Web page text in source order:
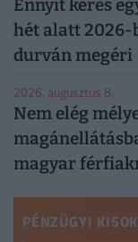
Ennyit keres
hét alatt 2026-
durván megéri
2026. augusztus 8.
Nem elég
magyar
PÉNZÜGYI